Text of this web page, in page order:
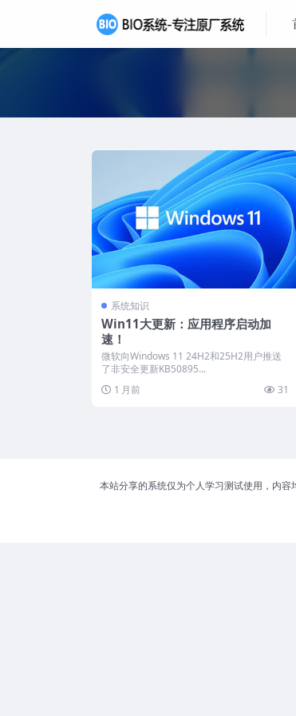
系统知识
Win11大更新：应用程序启动加
速！
微软向Windows 11 24H2和25H2用户推送
了非安全更新KB50895...
1 月前
31
本站分享的系统仅为个人学习测试使用，内